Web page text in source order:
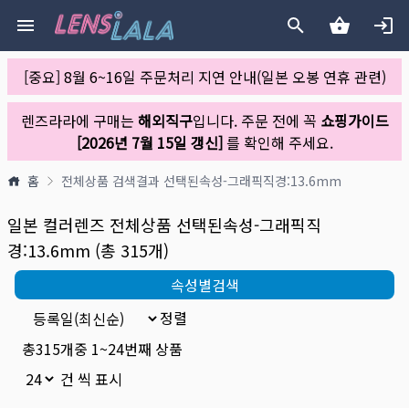
[중요] 8월 6~16일 주문처리 지연 안내(일본 오봉 연휴 관련)
렌즈라라에 구매는 해외직구입니다. 주문 전에 꼭 쇼핑가이드
[2026년 7월 15일 갱신]를 확인해 주세요.
홈 전체상품 검색결과 선택된속성-그래픽직경:13.6mm
일본 컬러렌즈 전체상품 선택된속성-그래픽직
경:13.6mm (총 315개)
속성별검색
정렬
총315개중 1~24번째 상품
건 씩 표시